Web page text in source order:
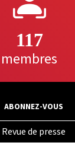
117
membres
ABONNEZ-VOUS
Revue de presse